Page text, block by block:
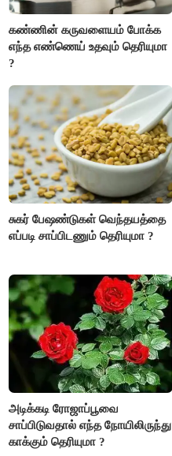
கண்ணின் கருவளையம் போக்க
எந்த எண்ணெய் உதவும் தெரியுமா
?
சுகர் பேஷண்டுகள் வெந்தயத்தை
எப்படி சாப்பிடணும் தெரியுமா ?
அடிக்கடி ரோஜாப்பூவை
சாப்பிடுவதால் எந்த நோயிலிருந்து
காக்கும் தெரியுமா ?